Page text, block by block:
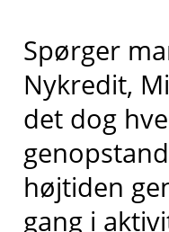
Spørger
Nykredit,
det dog
højtiden
gang i